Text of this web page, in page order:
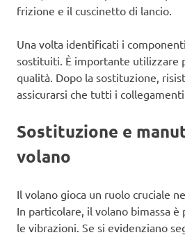
frizione e il cuscinetto di lancio.
Una volta identificati i
sostituiti. È importante utilizzare
qualità. Dopo la sostituzione,
assicurarsi che tutti i collegamenti
Sostituzione e
volano
Il volano gioca un ruolo cruciale
In particolare, il volano bimassa
le vibrazioni. Se si evidenziano